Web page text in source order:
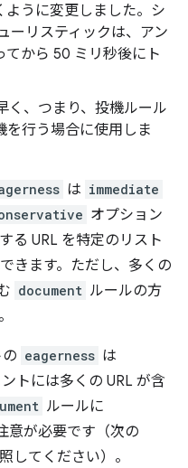
ように変更しました。シ
ーリスティックは、アン
てから 50 ミリ秒後にト
く、つまり、投機ルール
行う場合に使用しま
は immediate
オプション
る URL を特定のリスト
きます。ただし、多くの
document ルールの方
eagerness は
トには多くの URL が含
ルールに
意が必要です（次の
してください）。